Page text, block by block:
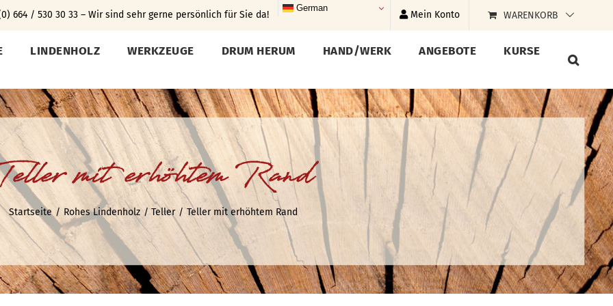
664 / 530 30 33 – Wir sind sehr gerne persönlich für Sie da!
German
Mein Konto WARENKORB
LINDENHOLZ WERKZEUGE DRUM HERUM HAND/WERK ANGEBOTE KURSE
mit erhöhtem Rand
Startseite Rohes Lindenholz Teller Teller mit erhöhtem Rand